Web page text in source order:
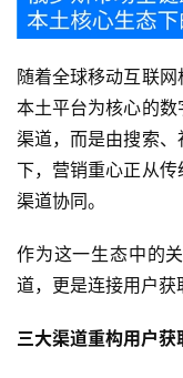
随着全球移动互联
本土平台为核心的
渠道，而是由搜索
下，营销重心正从
渠道协同。
作为这一生态中的
道，更是连接用户获
三大渠道重构用户获